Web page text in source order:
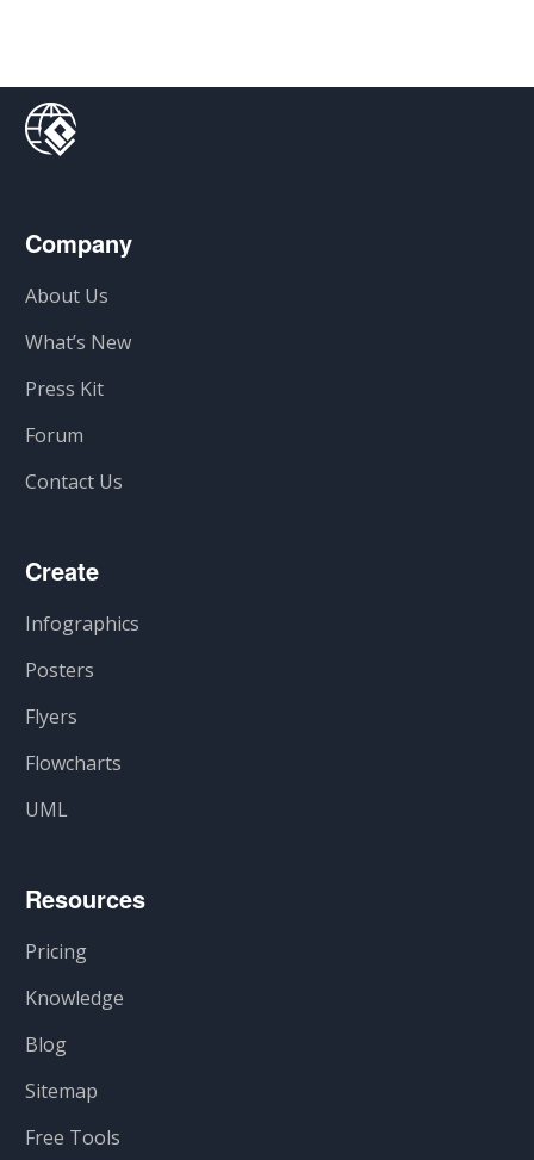
Company
About Us
What’s New
Press Kit
Forum
Contact Us
Create
Infographics
Posters
Flyers
Flowcharts
UML
Resources
Pricing
Knowledge
Blog
Sitemap
Free Tools